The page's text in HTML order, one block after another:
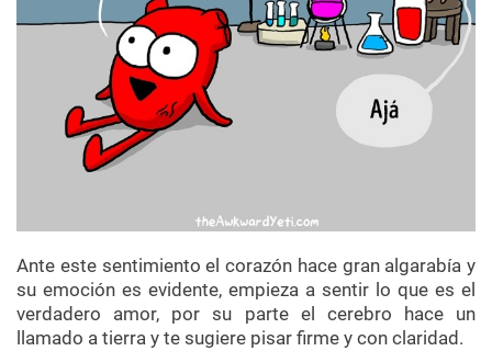
Ante este sentimiento el corazón hace gran algarabía y
su emoción es evidente, empieza a sentir lo que es el
verdadero amor, por su parte el cerebro hace un
llamado a tierra y te sugiere pisar firme y con claridad.